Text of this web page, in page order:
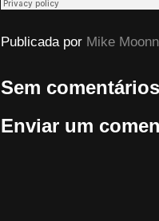
Publicada por Mike
Sem
Enviar um